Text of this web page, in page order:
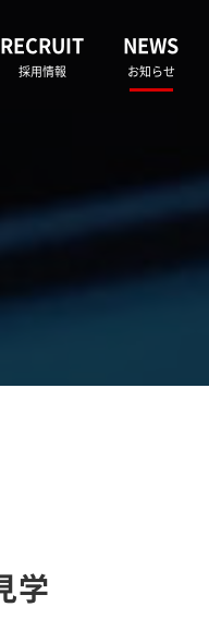
RECRUIT
採用情報
NEWS
お知らせ
学